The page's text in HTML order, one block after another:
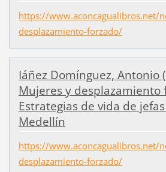
https://www.aconcagualibros.net/
desplazamiento-forzado/
Iáñez Domínguez, Antonio
Mujeres y desplazamiento
Estrategias de vida de
Medellín
https://www.aconcagualibros.net/
desplazamiento-forzado/